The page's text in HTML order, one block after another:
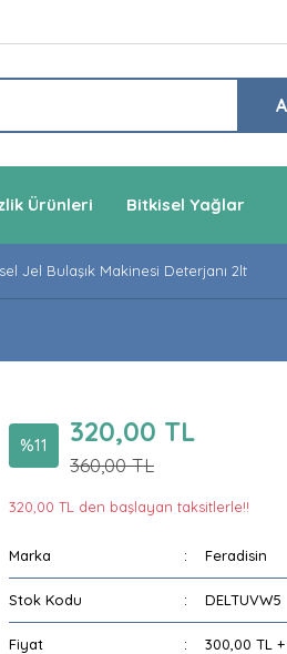
Ürünleri Bitkisel Yağlar
Jel Bulaşık Makinesi Deterjanı 2lt
%11 320,00 TL
360,00 TL
320,00 TL den başlayan taksitlerle!!
Marka Feradisin
Stok Kodu DELTUVW5
Fiyat 300,00 TL